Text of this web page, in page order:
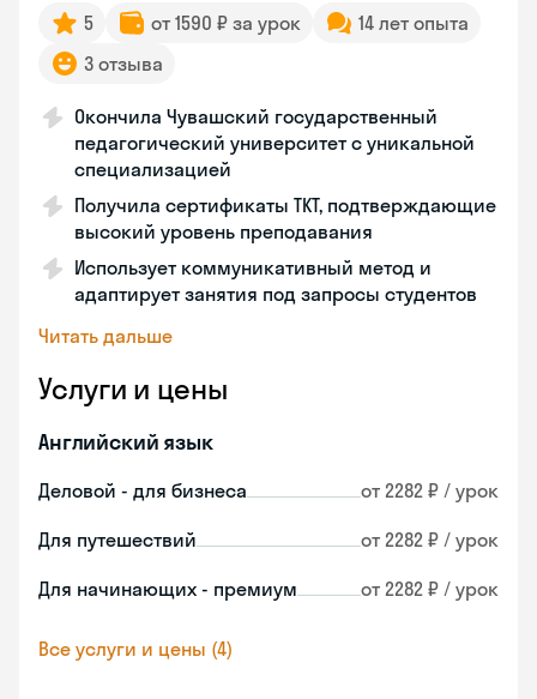
5 от 1590 ₽ за урок
14 лет опыта
3 отзыва
Окончила Чувашский государственный
педагогический университет с уникальной
специализацией
Получила сертификаты TKT, подтверждающие
высокий уровень преподавания
Использует коммуникативный метод и
адаптирует занятия под запросы студентов
Читать дальше
Услуги и цены
Английский язык
Деловой - для бизнеса от 2282 ₽ / урок
Для путешествий от 2282 ₽ / урок
Для начинающих - премиум от 2282 ₽ / урок
Все услуги и цены (4)